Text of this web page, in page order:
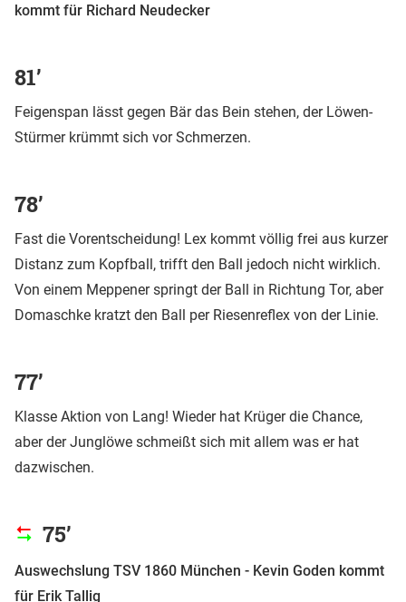
kommt für Richard Neudecker
81’
Feigenspan lässt gegen Bär das Bein stehen, der Löwen-
Stürmer krümmt sich vor Schmerzen.
78’
Fast die Vorentscheidung! Lex kommt völlig frei aus kurzer
Distanz zum Kopfball, trifft den Ball jedoch nicht wirklich.
Von einem Meppener springt der Ball in Richtung Tor, aber
Domaschke kratzt den Ball per Riesenreflex von der Linie.
77’
Klasse Aktion von Lang! Wieder hat Krüger die Chance,
aber der Junglöwe schmeißt sich mit allem was er hat
dazwischen.
75’
Auswechslung TSV 1860 München - Kevin Goden kommt
für Erik Tallig